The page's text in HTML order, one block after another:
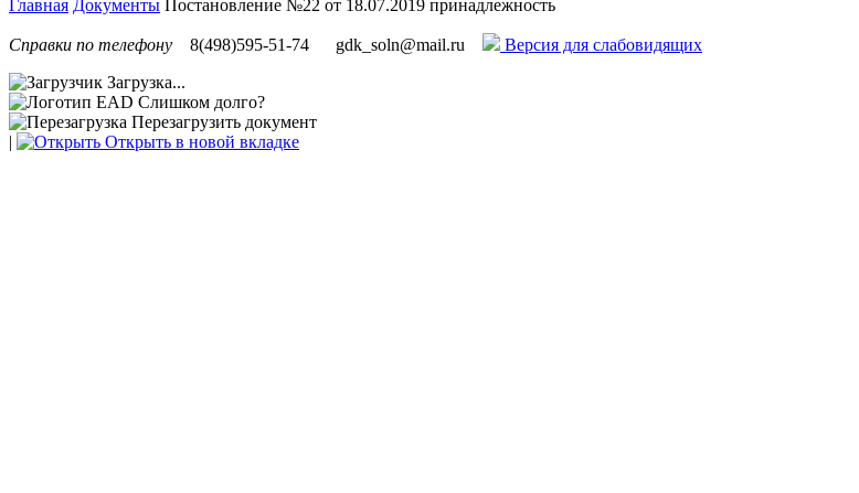
Главная Документы Постановление №22 от 18.07.2019 принадлежность
Справки по телефону 8(498)595-51-74 gdk_soln@mail.ru
Версия для слабовидящих
Загрузка...
Слишком долго?
Перезагрузить документ
|
Открыть в новой вкладке